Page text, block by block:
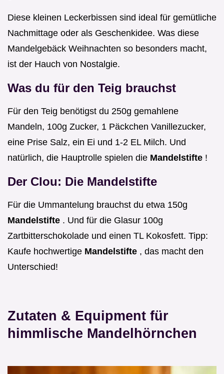
Diese kleinen Leckerbissen sind ideal für gemütliche
Nachmittage oder als Geschenkidee. Was diese
Mandelgebäck Weihnachten so besonders macht,
ist der Hauch von Nostalgie.
Was du für den Teig brauchst
Für den Teig benötigst du 250g gemahlene
Mandeln, 100g Zucker, 1 Päckchen Vanillezucker,
eine Prise Salz, ein Ei und 1-2 EL Milch. Und
natürlich, die Hauptrolle spielen die Mandelstifte !
Der Clou: Die Mandelstifte
Für die Ummantelung brauchst du etwa 150g
Mandelstifte . Und für die Glasur 100g
Zartbitterschokolade und einen TL Kokosfett. Tipp:
Kaufe hochwertige Mandelstifte , das macht den
Unterschied!
Zutaten & Equipment für
himmlische Mandelhörnchen